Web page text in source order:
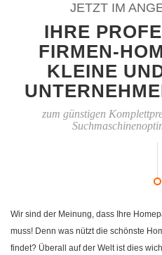
JETZT IM
IHRE
FIRMEN-
KLEINE
zum günstigen
Wir sind der Meinung, dass Ihre
muss! Denn was nützt die schönste
findet? Überall auf der Welt ist dies